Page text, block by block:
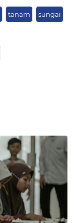
tanam sungai